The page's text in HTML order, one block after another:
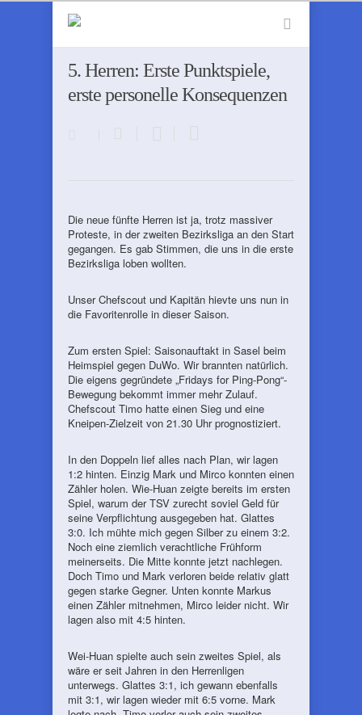
5. Herren: Erste Punktspiele,
erste personelle Konsequenzen
Die neue fünfte Herren ist ja, trotz massiver
Proteste, in der zweiten Bezirksliga an den Start
gegangen. Es gab Stimmen, die uns in die erste
Bezirksliga loben wollten.
Unser Chefscout und Kapitän hievte uns nun in
die Favoritenrolle in dieser Saison.
Zum ersten Spiel: Saisonauftakt in Sasel beim
Heimspiel gegen DuWo. Wir brannten natürlich.
Die eigens gegründete „Fridays for Ping-Pong“-
Bewegung bekommt immer mehr Zulauf.
Chefscout Timo hatte einen Sieg und eine
Kneipen-Zielzeit von 21.30 Uhr prognostiziert.
In den Doppeln lief alles nach Plan, wir lagen
1:2 hinten. Einzig Mark und Mirco konnten einen
Zähler holen. Wie-Huan zeigte bereits im ersten
Spiel, warum der TSV zurecht soviel Geld für
seine Verpflichtung ausgegeben hat. Glattes
3:0. Ich mühte mich gegen Silber zu einem 3:2.
Noch eine ziemlich verachtliche Frühform
meinerseits. Die Mitte konnte jetzt nachlegen.
Doch Timo und Mark verloren beide relativ glatt
gegen starke Gegner. Unten konnte Markus
einen Zähler mitnehmen, Mirco leider nicht. Wir
lagen also mit 4:5 hinten.
Wei-Huan spielte auch sein zweites Spiel, als
wäre er seit Jahren in den Herrenligen
unterwegs. Glattes 3:1, ich gewann ebenfalls
mit 3:1, wir lagen wieder mit 6:5 vorne. Mark